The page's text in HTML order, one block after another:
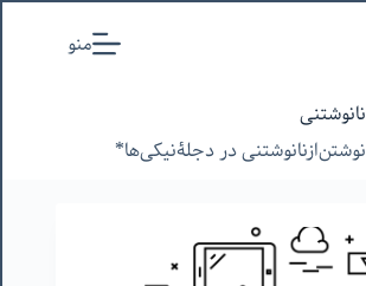
منو
نانوشتنی
نوشتن‌از‌نانوشتنی‌ در‌ دجلۀنیکی‌ها*